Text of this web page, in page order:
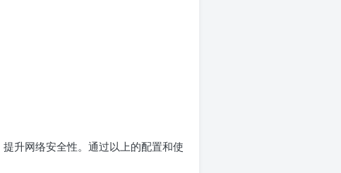
升网络安全性。通过以上的配置和使